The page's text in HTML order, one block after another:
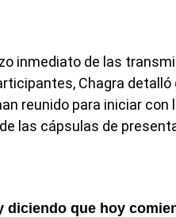
inmediato de las
Chagra
reunido para iniciar con
las cápsulas de
que hoy